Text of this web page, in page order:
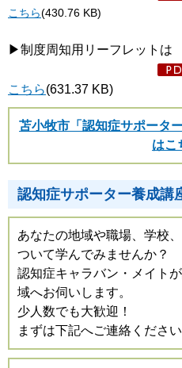
こちら(430.76 KB)
▶制度周知用リーフレットは
こちら(631.37 KB)
苫小牧市「認知症サポータ
はこ
認知症サポーター養成講
あなたの地域や職場、学校
ついて学んでみませんか？
認知症キャラバン・メイト
域へお伺いします。
少人数でも大歓迎！
まずは下記へご連絡ください